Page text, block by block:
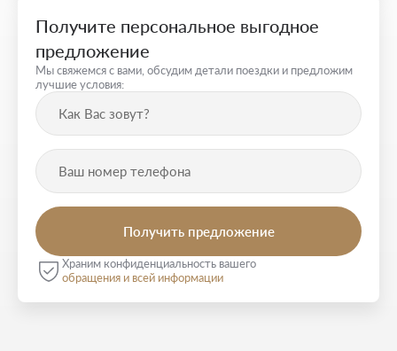
Получите персональное выгодное
предложение
Мы свяжемся с вами, обсудим детали поездки и предложим
лучшие условия:
Храним конфиденциальность вашего
обращения и всей информации